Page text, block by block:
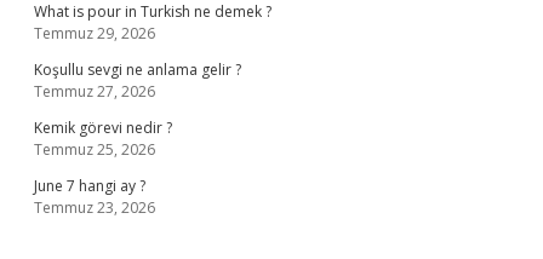
What is pour in Turkish ne demek ?
Temmuz 29, 2026
Koşullu sevgi ne anlama gelir ?
Temmuz 27, 2026
Kemik görevi nedir ?
Temmuz 25, 2026
June 7 hangi ay ?
Temmuz 23, 2026